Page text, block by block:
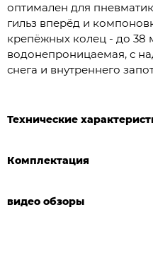
оптимален для
гильз вперёд и
крепёжных колец - до 38
водонепроницаемая, с
снега и внутреннего
Технические
Комплектация
видео обзоры